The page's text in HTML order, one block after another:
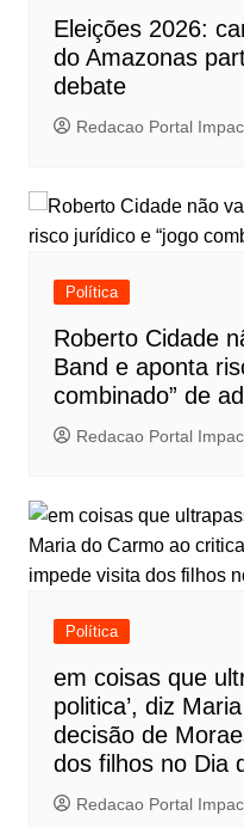
Eleições 2026:
do Amazonas
debate
Redacao Portal
Política
Roberto Cidade
Band e aponta
combinado” de
Redacao Portal
Política
em coisas que
politica’, diz
decisão de
dos filhos no Dia
Redacao Portal